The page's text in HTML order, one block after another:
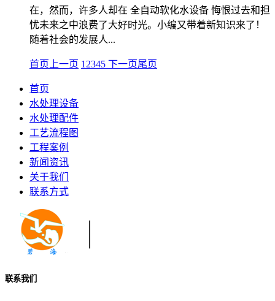
在，然而，许多人却在 全自动软化水设备 悔恨过去和担
忧未来之中浪费了大好时光。小编又带着新知识来了！
随着社会的发展人...
首页 上一页 1 2345 下一页尾页
首页
水处理设备
水处理配件
工艺流程图
工程案例
新闻资讯
关于我们
联系方式
联系我们